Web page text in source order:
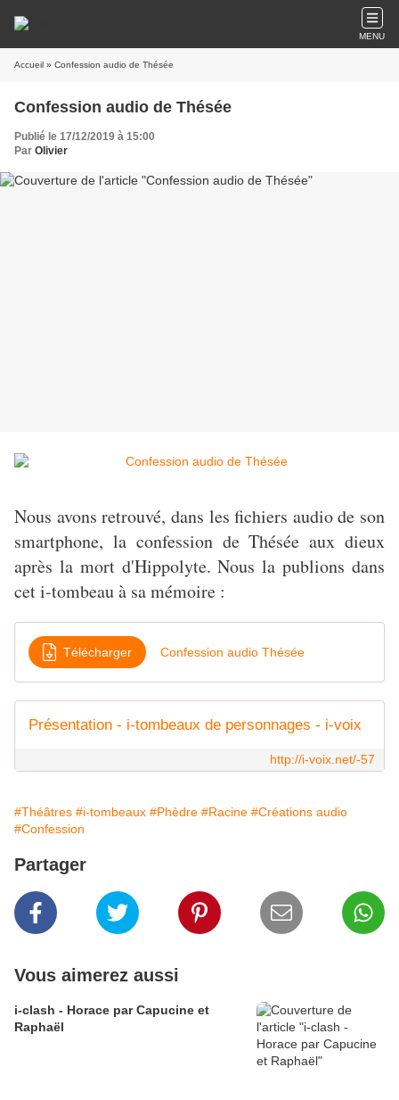
MENU
Accueil » Confession audio de Thésée
Confession audio de Thésée
Publié le 17/12/2019 à 15:00
Par Olivier
Nous avons retrouvé, dans les fichiers audio de son
smartphone, la confession de Thésée aux dieux
après la mort d'Hippolyte. Nous la publions dans
cet i-tombeau à sa mémoire :
Télécharger Confession audio Thésée
Présentation - i-tombeaux de personnages - i-voix
http://i-voix.net/-57
#Théâtres #i-tombeaux #Phèdre #Racine #Créations audio
#Confession
Partager
Vous aimerez aussi
i-clash - Horace par Capucine et
Raphaël